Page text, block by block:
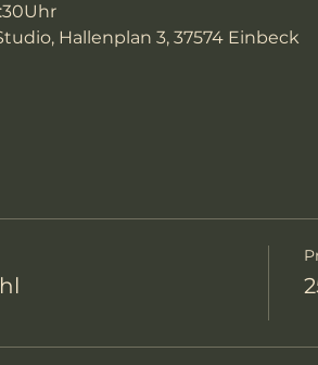
Hallenplan 3, 37574 Einbeck